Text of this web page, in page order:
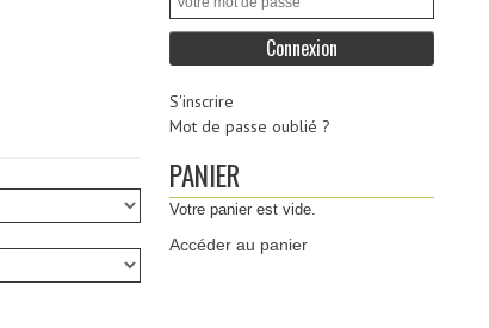
S'inscrire
Mot de passe oublié ?
PANIER
Votre panier est vide.
Accéder au panier